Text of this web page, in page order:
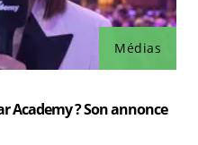
Médias
Academy ? Son annonce